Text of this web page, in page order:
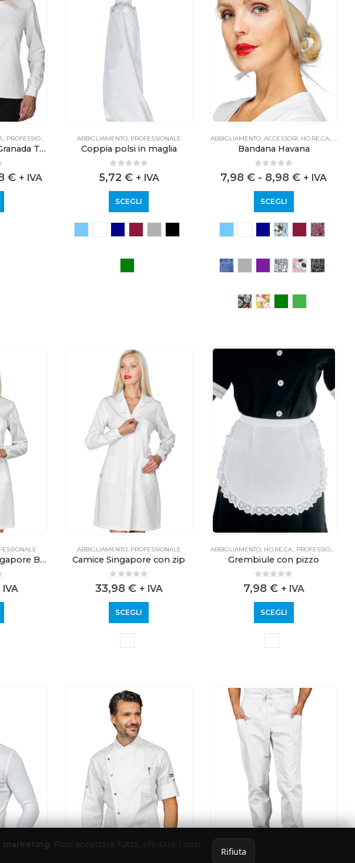
PROFESSIONALE
Camicetta donna Granada Technology
5
€ + IVA
ABBIGLIAMENTO, PROFESSIONALE
Coppia polsi in maglia
0 out of 5
5,72 € + IVA
SCEGLI
ABBIGLIAMENTO, ACCESSORI HO.RE.CA.
Bandana Havana
out of 5
7,98€ - 8,98€ + IVA
SCEGLI
Camice Donna Singapore Bianco
5
IVA
ABBIGLIAMENTO, PROFESSIONALE
Camice Singapore con zip
0out of 5
33,98 € + IVA
SCEGLI
ABBIGLIAMENTO, HO.RE.CA., PROFESSIONALE
Grembiule con pizzo
0 out of 5
7,98 € + IVA
SCEGLI
marketing. Puoi accettare tutto, rifiutare i non
Rifiuta